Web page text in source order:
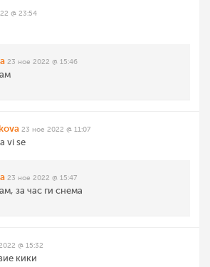
@ 23:54
23 ное 2022 @ 15:46
23 ное 2022 @ 11:07
vi se
23 ное 2022 @ 15:47
за час ги снема
@ 15:32
кики